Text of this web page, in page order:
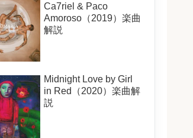
Ca7riel & Paco
Amoroso（2019）楽曲
解説
Midnight Love by Girl
in Red（2020）楽曲解
説